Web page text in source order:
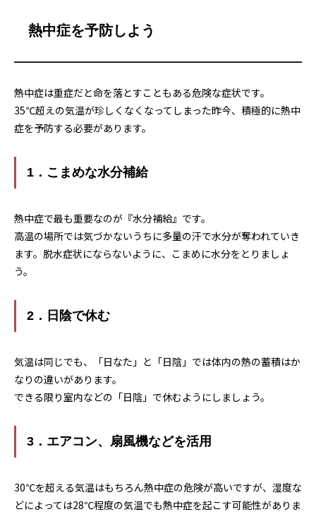
熱中症を予防しよう
熱中症は重症だと命を落とすこともある危険な症状です。
35℃超えの気温が珍しくなくなってしまった昨今、積極的に熱中
症を予防する必要があります。
1．こまめな水分補給
熱中症で最も重要なのが『水分補給』です。
高温の場所では気づかないうちに多量の汗で水分が奪われていき
ます。脱水症状にならないように、こまめに水分をとりましょ
う。
2．日陰で休む
気温は同じでも、「日なた」と「日陰」では体内の熱の蓄積はか
なりの違いがあります。
できる限り室内などの「日陰」で休むようにしましょう。
3．エアコン、扇風機などを活用
30℃を超える気温はもちろん熱中症の危険が高いですが、湿度な
どによっては28℃程度の気温でも熱中症を起こす可能性がありま